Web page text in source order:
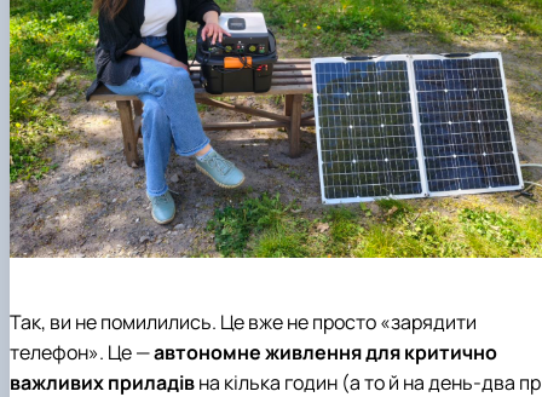
Так, ви не помилились. Це вже не просто «зарядити
телефон». Це —автономне живлення для критично
важливих приладівна кілька годин (а то й на день-два